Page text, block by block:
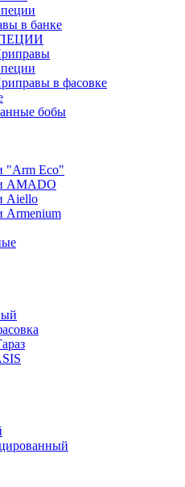
в банке
в фасовке
бобы
"Arm Eco"
AMADO
Aiello
Armenium